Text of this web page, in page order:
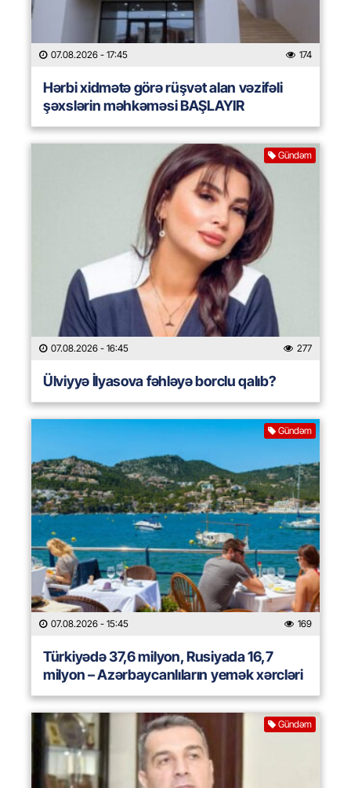
07.08.2026 - 17:45 174
Hərbi xidmətə görə rüşvət alan vəzifəli
şəxslərin məhkəməsi BAŞLAYIR
Gündəm
07.08.2026 - 16:45 277
Ülviyyə İlyasova fəhləyə borclu qalıb?
Gündəm
07.08.2026 - 15:45 169
Türkiyədə 37,6 milyon, Rusiyada 16,7
milyon – Azərbaycanlıların yemək xərcləri
Gündəm